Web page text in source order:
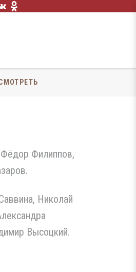
Филиппов,
Николай
Высоцкий.